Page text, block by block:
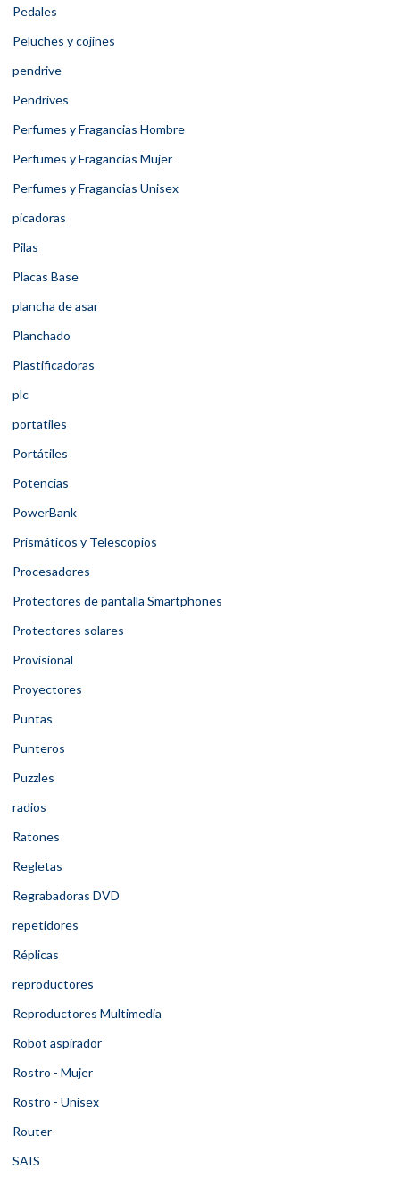
Pedales
Peluches y cojines
pendrive
Pendrives
Perfumes y Fragancias Hombre
Perfumes y Fragancias Mujer
Perfumes y Fragancias Unisex
picadoras
Pilas
Placas Base
plancha de asar
Planchado
Plastificadoras
plc
portatiles
Portátiles
Potencias
PowerBank
Prismáticos y Telescopios
Procesadores
Protectores de pantalla Smartphones
Protectores solares
Provisional
Proyectores
Puntas
Punteros
Puzzles
radios
Ratones
Regletas
Regrabadoras DVD
repetidores
Réplicas
reproductores
Reproductores Multimedia
Robot aspirador
Rostro - Mujer
Rostro - Unisex
Router
SAIS